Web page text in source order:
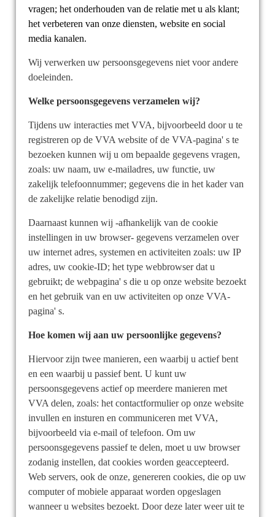
vragen; het onderhouden van de relatie met u als klant;
het verbeteren van onze diensten, website en social
media kanalen.
Wij verwerken uw persoonsgegevens niet voor andere
doeleinden.
Welke persoonsgegevens verzamelen wij?
Tijdens uw interacties met VVA, bijvoorbeeld door u te
registreren op de VVA website of de VVA-pagina' s te
bezoeken kunnen wij u om bepaalde gegevens vragen,
zoals: uw naam, uw e-mailadres, uw functie, uw
zakelijk telefoonnummer; gegevens die in het kader van
de zakelijke relatie benodigd zijn.
Daarnaast kunnen wij -afhankelijk van de cookie
instellingen in uw browser- gegevens verzamelen over
uw internet adres, systemen en activiteiten zoals: uw IP
adres, uw cookie-ID; het type webbrowser dat u
gebruikt; de webpagina' s die u op onze website bezoekt
en het gebruik van en uw activiteiten op onze VVA-
pagina' s.
Hoe komen wij aan uw persoonlijke gegevens?
Hiervoor zijn twee manieren, een waarbij u actief bent
en een waarbij u passief bent. U kunt uw
persoonsgegevens actief op meerdere manieren met
VVA delen, zoals: het contactformulier op onze website
invullen en insturen en communiceren met VVA,
bijvoorbeeld via e-mail of telefoon. Om uw
persoonsgegevens passief te delen, moet u uw browser
zodanig instellen, dat cookies worden geaccepteerd.
Web servers, ook de onze, genereren cookies, die op uw
computer of mobiele apparaat worden opgeslagen
wanneer u websites bezoekt. Door deze later weer uit te